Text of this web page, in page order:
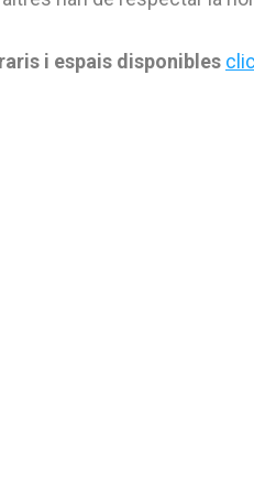
i espais disponibles